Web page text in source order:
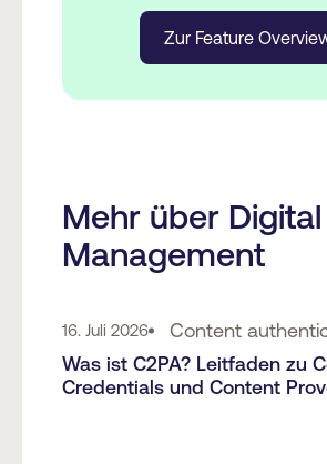
Zur Feature
Mehr über
Management
16. Juli 2026 Content
Was ist C2PA? Leitfaden zu
Credentials und Content